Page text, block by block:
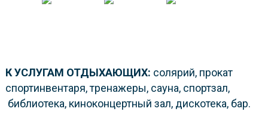
К УСЛУГАМ ОТДЫХАЮЩИХ: солярий, прокат
спортинвентаря, тренажеры, сауна, спортзал,
библиотека, киноконцертный зал, дискотека, бар.